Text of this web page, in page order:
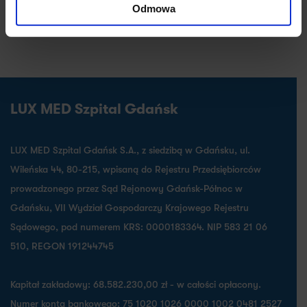
Odmowa
angielski, rosyjski
LUX MED Szpital Gdańsk
LUX MED Szpital Gdańsk S.A., z siedzibą w Gdańsku, ul.
Wileńska 44, 80-215, wpisaną do Rejestru Przedsiębiorców
prowadzonego przez Sąd Rejonowy Gdańsk-Północ w
Gdańsku, VII Wydział Gospodarczy Krajowego Rejestru
Sądowego, pod numerem KRS: 0000183364. NIP 583 21 06
510, REGON 191244745
Kapitał zakładowy: 68.582.230,00 zł - w całości opłacony.
Numer konta bankowego: 75 1020 1026 0000 1002 0481 2527